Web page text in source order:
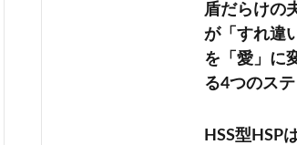
盾だらけの
が「すれ違
を「愛」に
る4つのス
HSS型HSP